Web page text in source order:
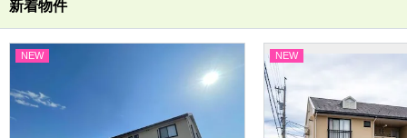
新着物件
NEW NEW